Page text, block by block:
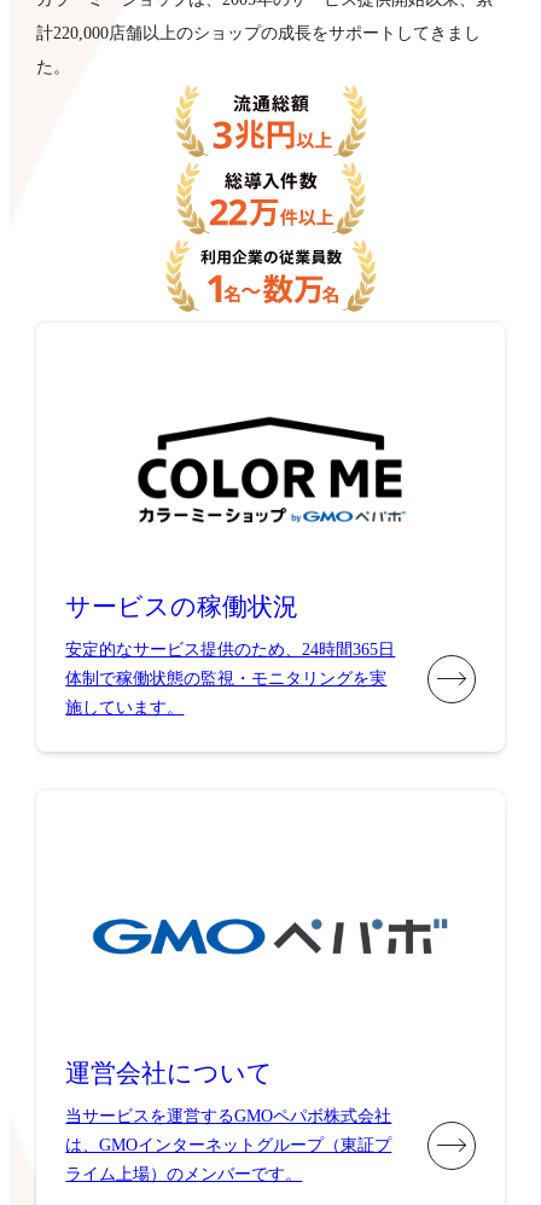
計220,000店舗以上のショップの成長をサポートしてきまし
た。
サービスの稼働状況
安定的なサービス提供のため、24時間365日
体制で稼働状態の監視・モニタリングを実
施しています。
運営会社について
当サービスを運営するGMOペパボ株式会社
は、GMOインターネットグループ（東証プ
ライム上場）のメンバーです。